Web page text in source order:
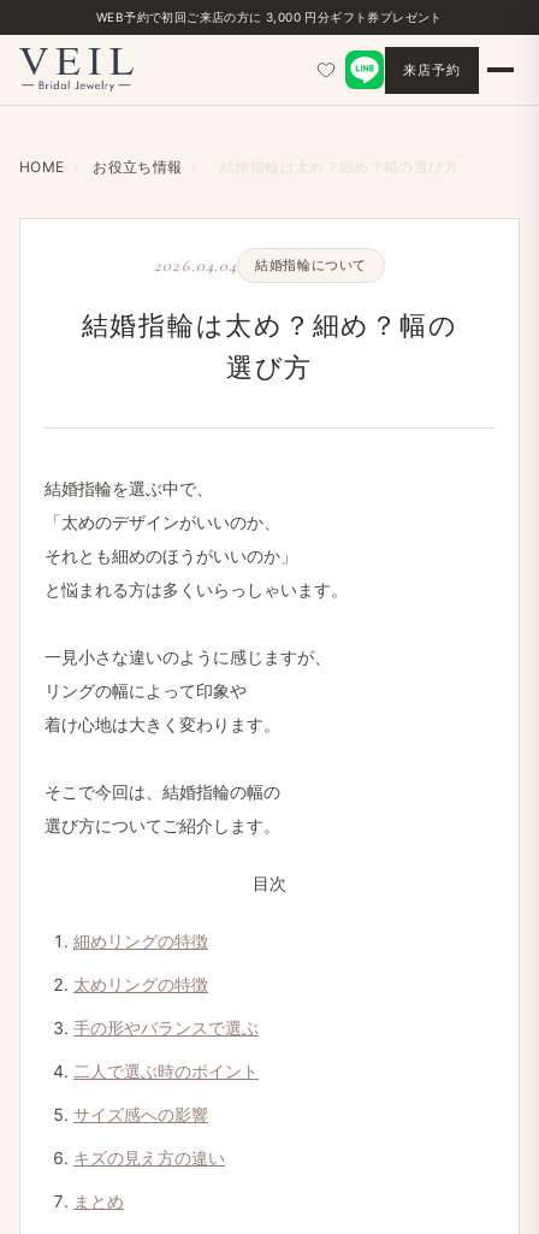
WEB予約で​初回ご来店の​方に​ 3,000 円分ギフト券プレゼント
来店予約
HOME › お役立ち情報 › 結婚​指輪は​太め？​細め？​幅の​選び方
2026.04.04 結婚​指輪に​ついて
結婚​指輪は​太め？​細め？​幅の​
選び方
結婚​指輪を​選ぶ中で、
「太めの​デザインが​いいのか、
それとも​細めの​ほうが​いいのか」
と​悩まれる​方は​多く​いらっしゃいます。
一見​小さな​違いのように​感じますが、
リングの​幅に​よって​印象や
着け心地は​大きく​変わります。
そこで​今回は、​結婚​指輪の​幅の
選び方に​ついて​ご紹介します。
目次
細めリングの​特徴
太めリングの​特徴
手の​形や​バランスで​選ぶ
二人で​選ぶ時の​ポイント
サイズ感への​影響
キズの​見え方の​違い
まとめ